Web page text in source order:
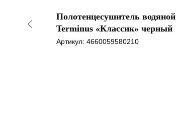
Полотенцесушитель водяной
Terminus «Классик» черный
Артикул: 4660059580210